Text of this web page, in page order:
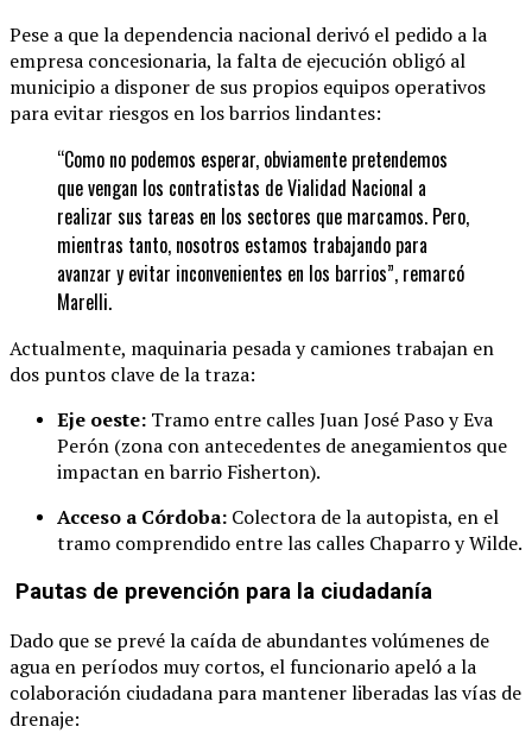
Pese a que la dependencia nacional derivó el pedido a la
empresa concesionaria, la falta de ejecución obligó al
municipio a disponer de sus propios equipos operativos
para evitar riesgos en los barrios lindantes:
“Como no podemos esperar, obviamente pretendemos
que vengan los contratistas de Vialidad Nacional a
realizar sus tareas en los sectores que marcamos. Pero,
mientras tanto, nosotros estamos trabajando para
avanzar y evitar inconvenientes en los barrios”, remarcó
Marelli.
Actualmente, maquinaria pesada y camiones trabajan en
dos puntos clave de la traza:
Eje oeste: Tramo entre calles Juan José Paso y Eva
Perón (zona con antecedentes de anegamientos que
impactan en barrio Fisherton).
Acceso a Córdoba: Colectora de la autopista, en el
tramo comprendido entre las calles Chaparro y Wilde.
Pautas de prevención para la ciudadanía
Dado que se prevé la caída de abundantes volúmenes de
agua en períodos muy cortos, el funcionario apeló a la
colaboración ciudadana para mantener liberadas las vías de
drenaje: